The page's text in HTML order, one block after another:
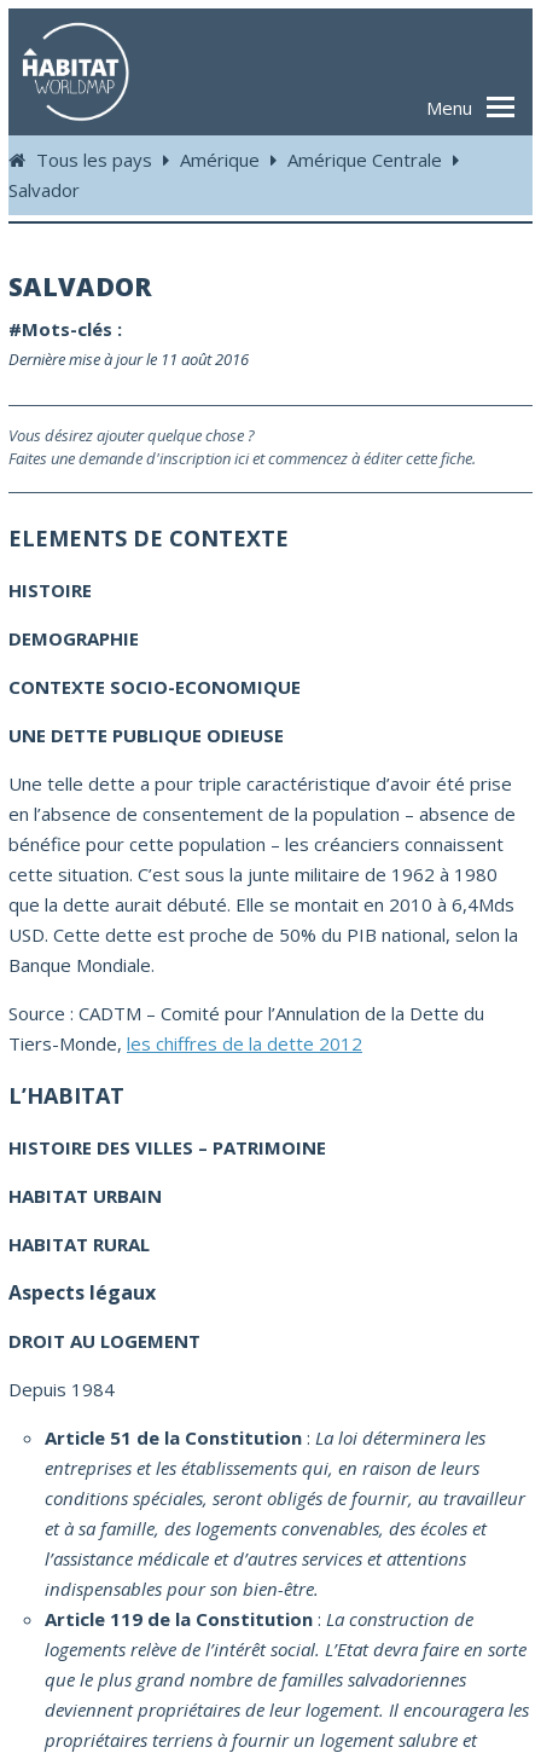
Menu
Tous les pays Amérique
Amérique Centrale
Salvador
SALVADOR
#Mots-clés :
Dernière mise à jour le 11 août 2016
Vous désirez ajouter quelque chose ?
Faites une demande d'inscription ici et commencez à éditer cette fiche.
ELEMENTS DE CONTEXTE
HISTOIRE
DEMOGRAPHIE
CONTEXTE SOCIO-ECONOMIQUE
UNE DETTE PUBLIQUE ODIEUSE
Une telle dette a pour triple caractéristique d’avoir été prise
en l’absence de consentement de la population – absence de
bénéfice pour cette population – les créanciers connaissent
cette situation. C’est sous la junte militaire de 1962 à 1980
que la dette aurait débuté. Elle se montait en 2010 à 6,4Mds
USD. Cette dette est proche de 50% du PIB national, selon la
Banque Mondiale.
Source : CADTM – Comité pour l’Annulation de la Dette du
Tiers-Monde, les chiffres de la dette 2012
L’HABITAT
HISTOIRE DES VILLES – PATRIMOINE
HABITAT URBAIN
HABITAT RURAL
Aspects légaux
DROIT AU LOGEMENT
Depuis 1984
Article 51 de la Constitution : La loi déterminera les
entreprises et les établissements qui, en raison de leurs
conditions spéciales, seront obligés de fournir, au travailleur
et à sa famille, des logements convenables, des écoles et
l’assistance médicale et d’autres services et attentions
indispensables pour son bien-être.
Article 119 de la Constitution : La construction de
logements relève de l’intérêt social. L’Etat devra faire en sorte
que le plus grand nombre de familles salvadoriennes
deviennent propriétaires de leur logement. Il encouragera les
propriétaires terriens à fournir un logement salubre et